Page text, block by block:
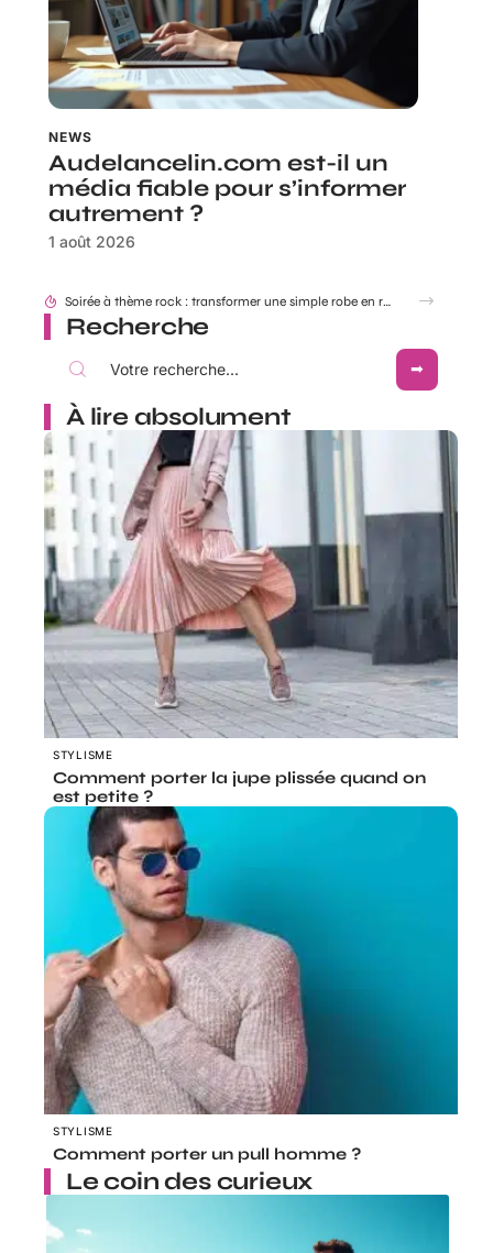
NEWS
Audelancelin.com est-il un
média fiable pour s’informer
autrement ?
1 août 2026
Look festival et concerts country : réussir ses tenues western Boots Cowboy
Recherche
À lire absolument
STYLISME
Comment porter la jupe plissée quand on
est petite ?
STYLISME
Comment porter un pull homme ?
Le coin des curieux